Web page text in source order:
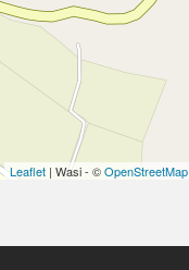
Leaflet| Wasi - ©OpenStreetMap